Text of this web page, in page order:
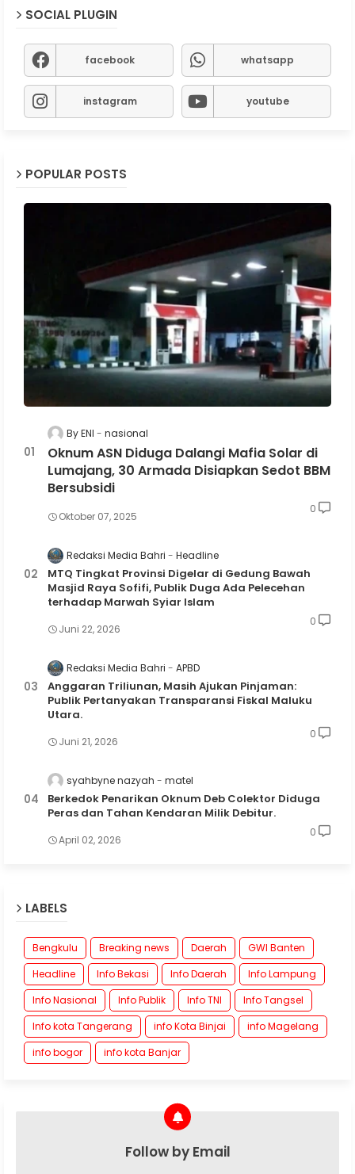
SOCIAL PLUGIN
facebook whatsapp
instagram youtube
POPULAR POSTS
By ENI nasional
Oknum ASN Diduga Dalangi Mafia Solar di
Lumajang, 30 Armada Disiapkan Sedot BBM
Bersubsidi
Oktober 07, 2025
0
Redaksi Media Bahri Headline
MTQ Tingkat Provinsi Digelar di Gedung Bawah
Masjid Raya Sofifi, Publik Duga Ada Pelecehan
terhadap Marwah Syiar Islam
Juni 22, 2026
0
Redaksi Media Bahri APBD
Anggaran Triliunan, Masih Ajukan Pinjaman:
Publik Pertanyakan Transparansi Fiskal Maluku
Utara.
Juni 21, 2026
0
syahbyne nazyah matel
Berkedok Penarikan Oknum Deb Colektor Diduga
Peras dan Tahan Kendaran Milik Debitur.
April 02, 2026
0
LABELS
Bengkulu Breaking news Daerah
GWI Banten
Headline
Info Bekasi Info Daerah
Info Lampung
Info Nasional
Info Publik Info TNI
Info Tangsel
Info kota Tangerang
info Kota Binjai
info Magelang
info bogor
info kota Banjar
Follow by Email